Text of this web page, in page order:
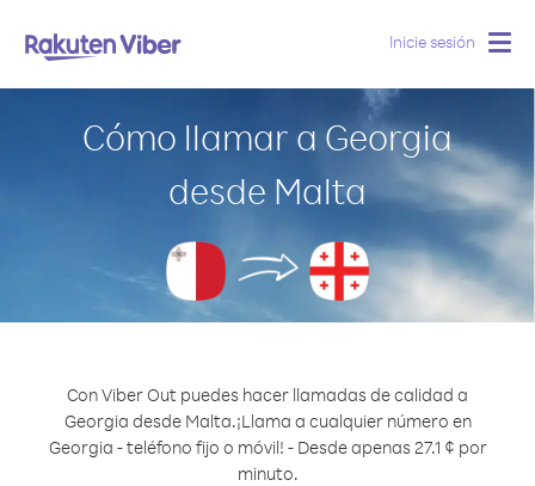
Inicie sesión
Cómo llamar a Georgia
desde Malta
Con Viber Out puedes hacer llamadas de calidad a
Georgia desde Malta.¡Llama a cualquier número en
Georgia - teléfono fijo o móvil! - Desde apenas 27.1 ¢ por
minuto.